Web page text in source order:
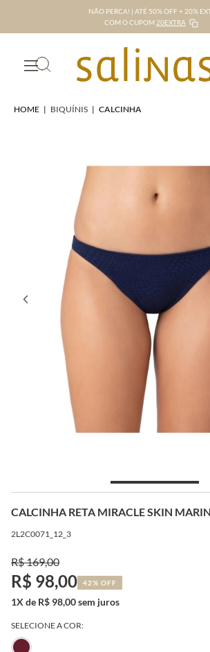
NÃO PERCA! | ATÉ 50% OFF + 20%
COM O CUPOM 20EXTRA
HOME | BIQUÍNIS | CALCINHA
CALCINHA RETA MIRACLE SKIN
2L2C0071_12_3
R$ 169,00
R$ 98,00 42% OFF
1X de R$ 98,00 sem juros
SELECIONE A COR: